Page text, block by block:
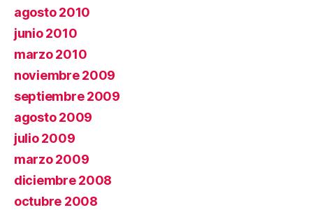
agosto 2010
junio 2010
marzo 2010
noviembre 2009
septiembre 2009
agosto 2009
julio 2009
marzo 2009
diciembre 2008
octubre 2008